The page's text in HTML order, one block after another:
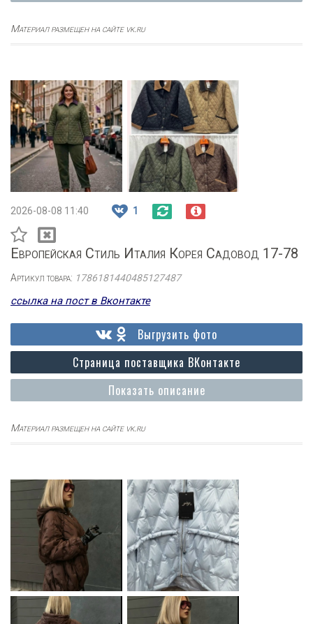
Материал размещен на сайте vk.ru
2026-08-08 11:40 1
Европейская Стиль Италия Корея Садовод 17-78
Артикул товара: 1786181440485127487
ссылка на пост в Вконтакте
Показать описание
Страница поставщика ВКонтакте
Выгрузить фото
Материал размещен на сайте vk.ru